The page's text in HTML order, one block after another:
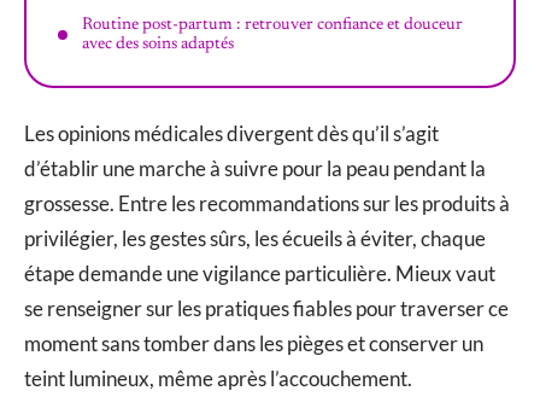
Routine post-partum : retrouver confiance et douceur
avec des soins adaptés
Les opinions médicales divergent dès qu’il s’agit
d’établir une marche à suivre pour la peau pendant la
grossesse. Entre les recommandations sur les produits à
privilégier, les gestes sûrs, les écueils à éviter, chaque
étape demande une vigilance particulière. Mieux vaut
se renseigner sur les pratiques fiables pour traverser ce
moment sans tomber dans les pièges et conserver un
teint lumineux, même après l’accouchement.